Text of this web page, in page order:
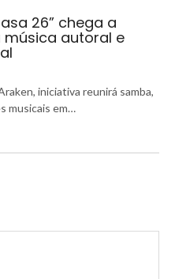
26” chega a
música autoral e
iniciativa reunirá samba,
musicais em…